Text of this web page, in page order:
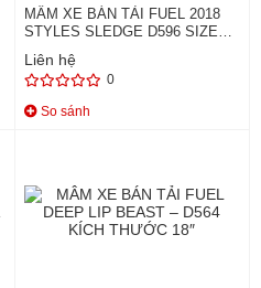
MÂM XE BÁN TẢI FUEL 2018
STYLES SLEDGE D596 SIZE
Liên hệ
0
So sánh